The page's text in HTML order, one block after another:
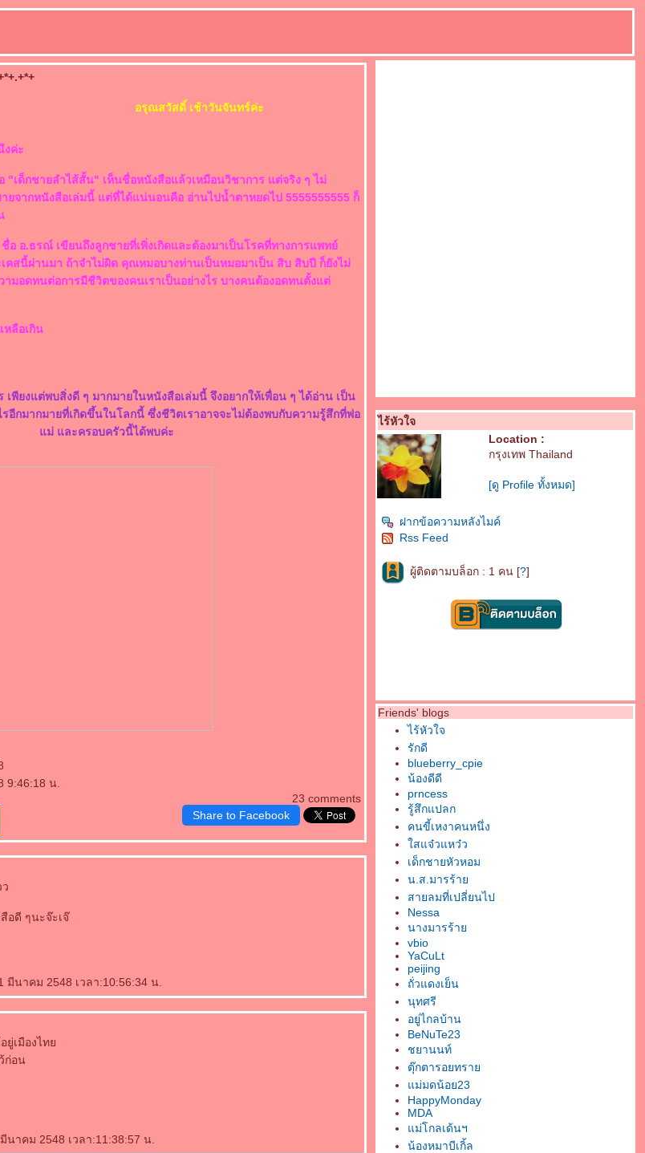
อรุณสวัสดิ์ เช้าวันจันทร์ค่ะ
งค่ะ
"เด็กชายลำไส้สั้น" เห็นชื่อหนังสือแล้วเหมือนวิชาการ แต่จริง ๆ ไม่
ยจากหนังสือเล่มนี้ แต่ที่ได้แน่นอนคือ อ่านไปน้ำตาหยดไป 5555555555 ก็
ชื่อ อ.ธรณ์ เขียนถึงลูกชายที่เพิ่งเกิดและต้องมาเป็นโรคที่ทางการแพทย์
คสนี้ผ่านมา ถ้าจำไม่ผิด คุณหมอบางท่านเป็นหมอมาเป็น สิบ สิบปี ก็ยังไม่
ามอดทนต่อการมีชีวิตของคนเราเป็นอย่างไร บางคนต้องอดทนตั้งแต่
หลือเกิน
เพียงแต่พบสิ่งดี ๆ มากมายในหนังสือเล่มนี้ จึงอยากให้เพื่อน ๆ ได้อ่าน เป็น
รอีกมากมายที่เกิดขึ้นในโลกนี้ ซึ่งชีวิตเราอาจจะไม่ต้องพบกับความรู้สึกที่พ่อ
ม่ และครอบครัวนี้ได้พบค่ะ
9:46:18 น.
23 comments
Share to Facebook
ดี ๆนะจ๊ะเจ๊
มีนาคม 2548 เวลา:10:56:34 น.
ยู่เมืองไท
ก่อน
นาคม 2548 เวลา:11:38:57 น.
ไร้หัวใจ
Location :
กรุงเทพ Thailand
[ดู Profile ทั้งหมด]
ฝากข้อความหลังไมค์
Rss Feed
ผู้ติดตามบล็อก : 1 คน [?]
Friends' blogs
ไร้หัวใจ
รักดี
blueberry_cpie
น้องดีดี
prncess
รู้สึกแปลก
คนขี้เหงาคนหนึ่ง
สแจ๋วแหว๋ว
เด็กชายหัวหอม
น.ส.มารร้า
สายลมที่เปลี่ยนไป
Nessa
นางมารร้า
vbio
YaCuLt
peijing
ถั่วแดงเย็น
นุทศรี
อยู่ไกลบ้าน
BeNuTe23
ชยานนท์
ตุ๊กตารอยทรา
ม่มดน้อย23
HappyMonday
MDA
ม่โกลเด้นฯ
น้องหมาบีเกิ้ล